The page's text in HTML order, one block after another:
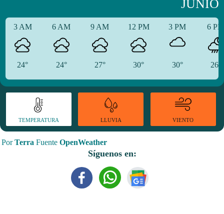
JUNIO
3 AM
24°
6 AM
24°
9 AM
27°
12 PM
30°
3 PM
30°
6
26°
TEMPERATURA LLUVIA VIENTO
PorTerra Fuente OpenWeather
Síguenos en: